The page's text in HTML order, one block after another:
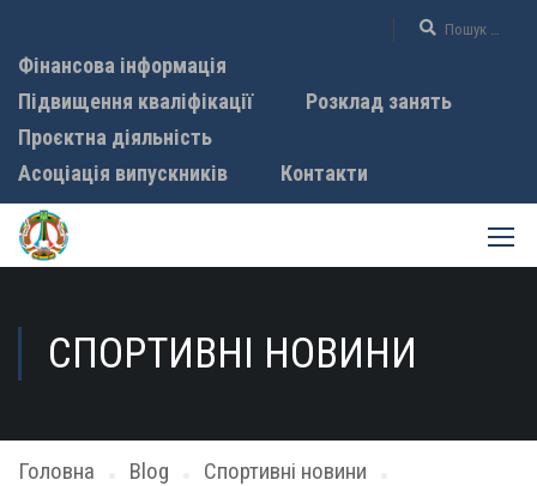
Фінансова інформація
Підвищення кваліфікації
Розклад занять
Проєктна діяльність
Асоціація випускників
Контакти
СПОРТИВНІ НОВИНИ
Головна Blog
Спортивні новини